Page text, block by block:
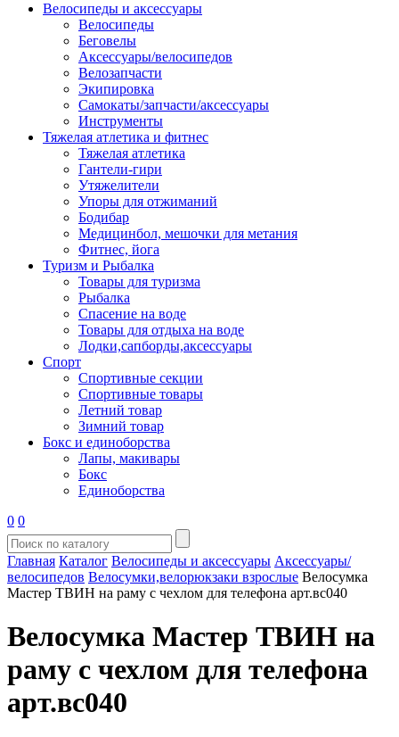
Велосипеды и аксессуары
Велосипеды
Беговелы
Аксессуары/велосипедов
Велозапчасти
Экипировка
Самокаты/запчасти/аксессуары
Инструменты
Тяжелая атлетика и фитнес
Тяжелая атлетика
Гантели-гири
Утяжелители
Упоры для отжиманий
Бодибар
Медицинбол, мешочки для метания
Фитнес, йога
Туризм и Рыбалка
Товары для туризма
Рыбалка
Спасение на воде
Товары для отдыха на воде
Лодки,сапборды,аксессуары
Спорт
Спортивные секции
Спортивные товары
Летний товар
Зимний товар
Бокс и единоборства
Лапы, макивары
Бокс
Единоборства
0 0
Главная Каталог Велосипеды и аксессуары Аксессуары/
велосипедов Велосумки,велорюкзаки взрослые Велосумка
Мастер ТВИН на раму с чехлом для телефона арт.вс040
Велосумка Мастер ТВИН на
раму с чехлом для телефона
арт.вс040